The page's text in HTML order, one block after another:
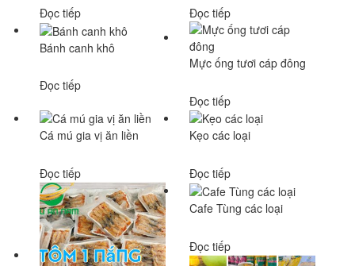
Đọc tiếp Đọc tiếp
Bánh canh khô
Đọc tiếp
Mực ống tươi cáp đông
Đọc tiếp
Cá mú gia vị ăn liền
Đọc tiếp
Kẹo các loại
Đọc tiếp
Cafe Tùng các loại
Đọc tiếp